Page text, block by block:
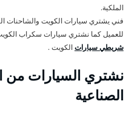
الملكية.
فني يشتري سيارات الكويت والشاحنات
للعميل كما نشتري سيارات سكراب
شريطي سياراتالكويت .
نشتري السيارات من
الصناعية